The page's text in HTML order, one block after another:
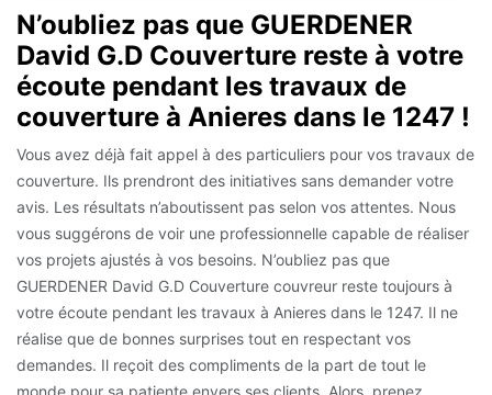
N’oubliez pas que GUERDENER
David G.D Couverture reste à votre
écoute pendant les travaux de
couverture à Anieres dans le 1247 !
Vous avez déjà fait appel à des particuliers pour vos travaux de
couverture. Ils prendront des initiatives sans demander votre
avis. Les résultats n’aboutissent pas selon vos attentes. Nous
vous suggérons de voir une professionnelle capable de réaliser
vos projets ajustés à vos besoins. N’oubliez pas que
GUERDENER David G.D Couverture couvreur reste toujours à
votre écoute pendant les travaux à Anieres dans le 1247. Il ne
réalise que de bonnes surprises tout en respectant vos
demandes. Il reçoit des compliments de la part de tout le
monde pour sa patiente envers ses clients. Alors, prenez